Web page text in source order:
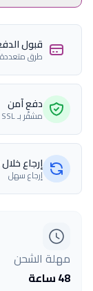
قبول
طرق متعددة
دفع آمن
مشفّر بـ SSL
إرجاع خلال 30 يومًا
إرجاع سهل
مهلة الشحن
48 ساعة